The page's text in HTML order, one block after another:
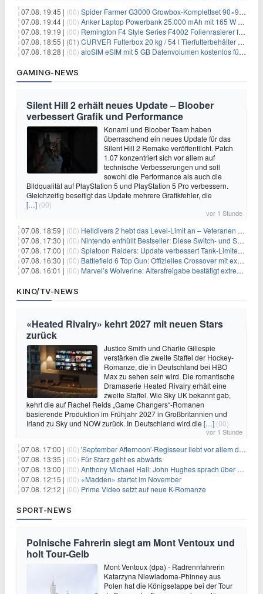
07.08. 19:45 | (00) Spider Farmer G3000 Growbox-Komplettset 90×90×180 cm für 379,99€
07.08. 19:44 | (00) Anker Laptop Powerbank 25.000 mAh mit 165 W refurbished für 58,39€
07.08. 19:19 | (00) Remington F4 Style Series F4002 Folienrasierer für 18,99€
07.08. 18:55 | (01) CURVER Futterbox 20 kg / 54 l Tierfutterbehälter mit Rollen für 19,99€
07.08. 18:28 | (00) aloSIM eSIM mit 5 GB Datenvolumen kostenlos für Windscribe-Pro-Nutzer
GAMING-NEWS
Silent Hill 2 erhält neues Update – Bloober
verbessert Grafik und Performance
Konami und Bloober Team haben
überraschend ein neues Update für das
Silent Hill 2 Remake veröffentlicht. Patch
1.07 konzentriert sich vor allem auf
technische Verbesserungen und soll
sowohl die Performance als auch die
Bildqualität auf PlayStation 5 und PlayStation 5 Pro verbessern.
Gleichzeitig beseitigt das Update mehrere Grafikfehler, die
[…] (00)
vor 1 Stunde
07.08. 18:59 | (00) Helldivers 2 hebt das Level-Limit an – Veteranen können endlich weiter aufsteigen
07.08. 17:30 | (00) Nintendo enthüllt Bestseller: Diese Switch- und Switch-2-Spiele verkaufen sich am besten
07.08. 17:00 | (00) Splatoon Raiders: Update verbessert Tank-Limiter und behebt Bugs
07.08. 16:30 | (00) Battlefield 6 Top Gun: Offizielles Crossover mit exklusiven Inhalten angekündigt
07.08. 16:01 | (00) Marvel’s Wolverine: Altersfreigabe bestätigt extreme Gewalt und düstere Szenen
KINO/TV-NEWS
«Heated Rivalry» kehrt 2027 mit neuen Stars
zurück
Justice Smith und Charlie Gillespie
verstärken die zweite Staffel der Hockey-
Romanze, die in Deutschland bei HBO
Max zu sehen sein wird. Die romantische
Dramaserie Heated Rivalry erhält eine
zweite Staffel. Wie Sky UK bekannt gab,
kehrt die auf Rachel Reids „Game Changers“-Romanen
basierende Produktion im Frühjahr 2027 in Großbritannien und
Irland zu Sky und NOW zurück. In Deutschland wird die […] (00)
vor 1 Stunde
07.08. 17:00 | (00) 'September Afternoon'-Regisseur liebt vor allem die 'Banalität' in seinen Filmen
07.08. 13:35 | (00) Für Starz geht es abwärts
07.08. 13:00 | (00) Anthony Michael Hall: John Hughes sprach über eine Fortsetzung von 'The Breakfast Club'
07.08. 12:15 | (00) «Madden» startet im November
07.08. 12:12 | (00) Prime Video setzt auf neue K-Romanze
SPORT-NEWS
Polnische Fahrerin siegt am Mont Ventoux und
holt Tour-Gelb
Mont Ventoux (dpa) - Radrennfahrerin
Katarzyna Niewiadoma-Phinney aus
Polen hat die Königsetappe bei der Tour